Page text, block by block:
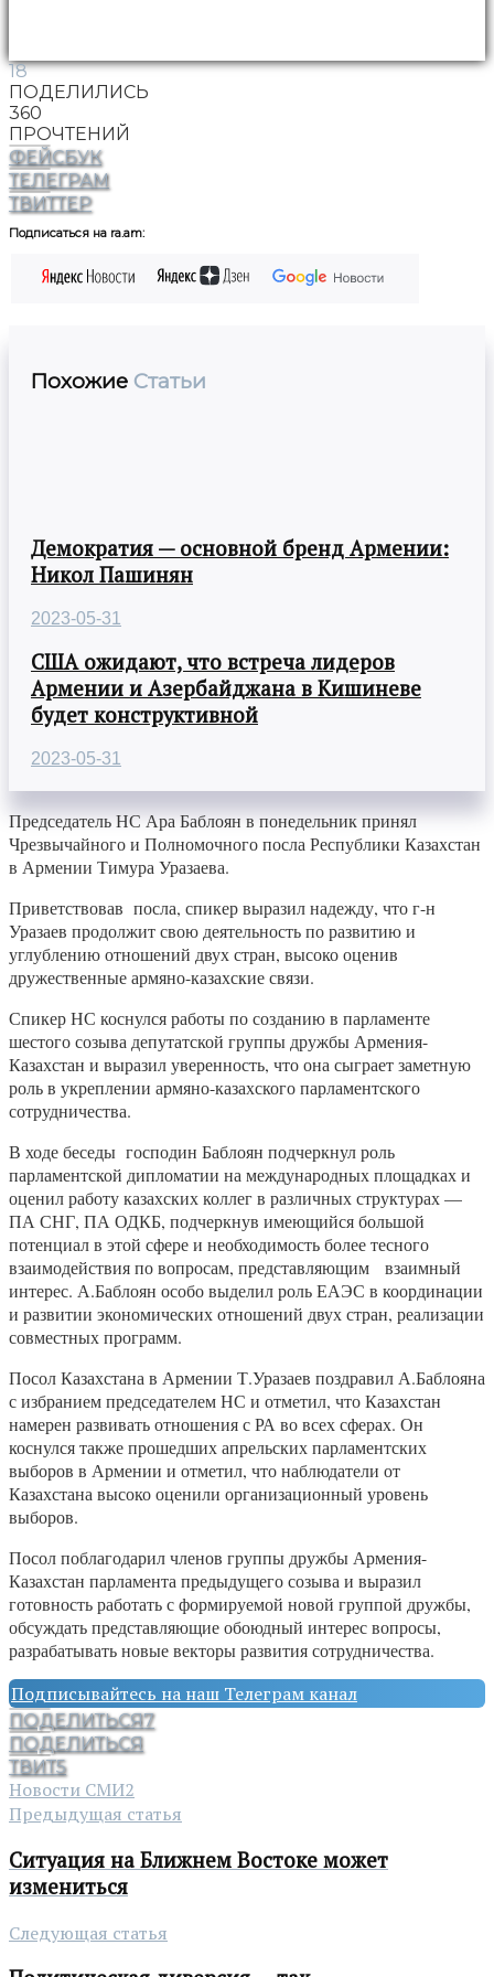
18
ПОДЕЛИЛИСЬ
360
ПРОЧТЕНИЙ
ФЕЙСБУК
ТЕЛЕГРАМ
ТВИТТЕР
Подписаться на ra.am:
Похожие Статьи
Демократия — основной бренд Армении:
Никол Пашинян
2023-05-31
США ожидают, что встреча лидеров
Армении и Азербайджана в Кишиневе
будет конструктивной
2023-05-31
Председатель НС Ара Баблоян в понедельник принял
Чрезвычайного и Полномочного посла Республики Казахстан
в Армении Тимура Уразаева.
Приветствовав посла, спикер выразил надежду, что г-н
Уразаев продолжит свою деятельность по развитию и
углублению отношений двух стран, высоко оценив
дружественные армяно-казахские связи.
Спикер НС коснулся работы по созданию в парламенте
шестого созыва депутатской группы дружбы Армения-
Казахстан и выразил уверенность, что она сыграет заметную
роль в укреплении армяно-казахского парламентского
сотрудничества.
В ходе беседы господин Баблоян подчеркнул роль
парламентской дипломатии на международных площадках и
оценил работу казахских коллег в различных структурах —
ПА СНГ, ПА ОДКБ, подчеркнув имеющийся большой
потенциал в этой сфере и необходимость более тесного
взаимодействия по вопросам, представляющим взаимный
интерес. А.Баблоян особо выделил роль ЕАЭС в координации
и развитии экономических отношений двух стран, реализации
совместных программ.
Посол Казахстана в Армении Т.Уразаев поздравил А.Баблояна
с избранием председателем НС и отметил, что Казахстан
намерен развивать отношения с РА во всех сферах. Он
коснулся также прошедших апрельских парламентских
выборов в Армении и отметил, что наблюдатели от
Казахстана высоко оценили организационный уровень
выборов.
Посол поблагодарил членов группы дружбы Армения-
Казахстан парламента предыдущего созыва и выразил
готовность работать с формируемой новой группой дружбы,
обсуждать представляющие обоюдный интерес вопросы,
разрабатывать новые векторы развития сотрудничества.
Подписывайтесь на наш Телеграм канал
ПОДЕЛИТЬСЯ7
ПОДЕЛИТЬСЯ
ТВИТ5
Новости СМИ2
Предыдущая статья
Ситуация на Ближнем Востоке может
измениться
Следующая статья